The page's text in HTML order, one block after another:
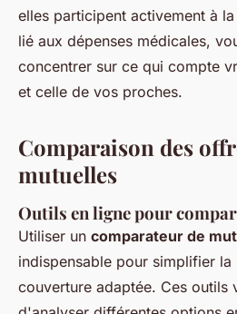
elles participent activement à
lié aux dépenses médicales,
concentrer sur ce qui compte
et celle de vos proches.
Comparaison des
mutuelles
Outils en ligne pour
Utiliser un comparateur de
indispensable pour simplifier
couverture adaptée. Ces outils